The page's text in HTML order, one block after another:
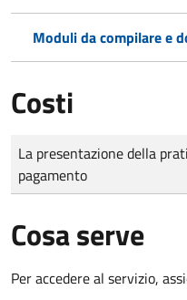
Moduli da compilare e
Costi
Tipo di pagamento
Importo
La presentazione della
pagamento
Cosa serve
Per accedere al servizio,